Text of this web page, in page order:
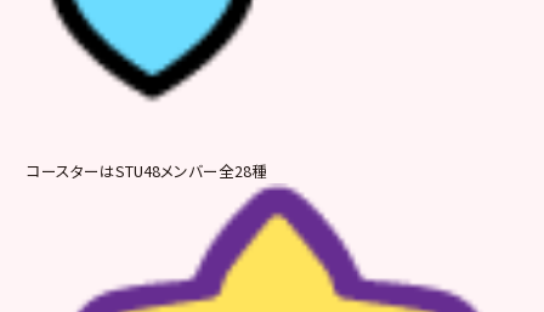
コースターはSTU48メンバー全28種